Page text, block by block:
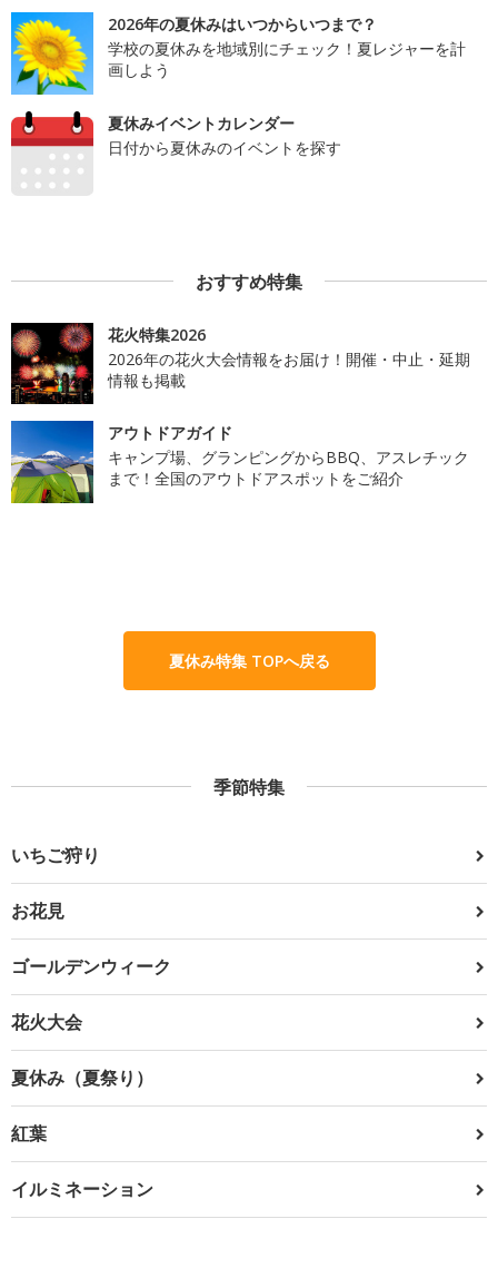
2026年の夏休みはいつからいつまで？
学校の夏休みを地域別にチェック！夏レジャーを計
画しよう
夏休みイベントカレンダー
日付から夏休みのイベントを探す
おすすめ特集
花火特集2026
2026年の花火大会情報をお届け！開催・中止・延期
情報も掲載
アウトドアガイド
キャンプ場、グランピングからBBQ、アスレチック
まで！全国のアウトドアスポットをご紹介
夏休み特集 TOPへ戻る
季節特集
いちご狩り
お花見
ゴールデンウィーク
花火大会
夏休み（夏祭り）
紅葉
イルミネーション